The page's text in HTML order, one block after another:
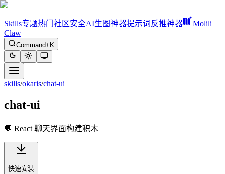
Skills专题热门 社区安全AI生图神器提示词反推神器
Molili
Claw
Command+K
skills/okaris/chat-ui
chat-ui
💬 React 聊天界面构建积木
快速安装